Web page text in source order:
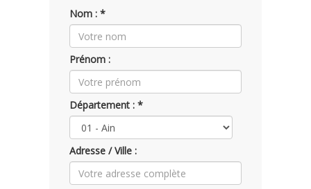
Nom : *
Prénom :
Département : *
Adresse / Ville :